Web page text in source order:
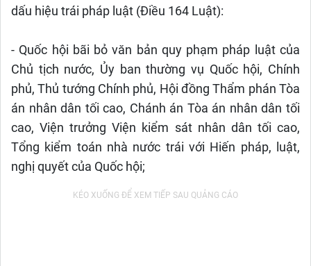
dấu hiệu trái pháp luật (Điều 164 Luật):
- Quốc hội bãi bỏ văn bản quy phạm pháp luật của
Chủ tịch nước, Ủy ban thường vụ Quốc hội, Chính
phủ, Thủ tướng Chính phủ, Hội đồng Thẩm phán Tòa
án nhân dân tối cao, Chánh án Tòa án nhân dân tối
cao, Viện trưởng Viện kiểm sát nhân dân tối cao,
Tổng kiểm toán nhà nước trái với Hiến pháp, luật,
nghị quyết của Quốc hội;